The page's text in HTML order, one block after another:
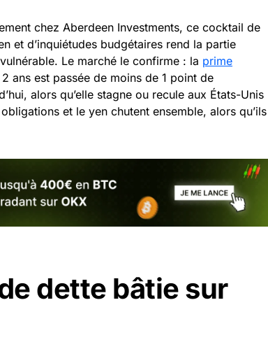
chez Aberdeen Investments, ce cocktail de
et d’inquiétudes budgétaires rend la partie
Le marché le confirme : la prime
ans est passée de moins de 1 point de
alors qu’elle stagne ou recule aux États-Unis
et le yen chutent ensemble, alors qu’ils
dette bâtie sur